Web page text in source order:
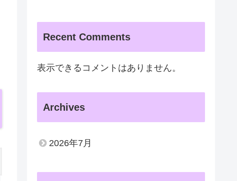
Recent Comments
表示できるコメントはありません。
Archives
2026年7月